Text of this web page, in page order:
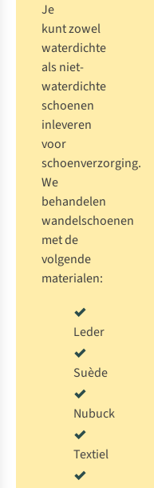
Je
kuntzowel
waterdichte
als niet-
waterdichte
schoenen
inleveren
voor
schoenverzorging.
We
behandelen
wandelschoenen
met de
volgende
materialen:
Leder
Suède
Nubuck
Textiel